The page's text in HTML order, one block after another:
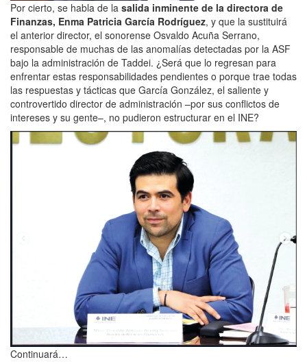
Por cierto, se habla de la salida inminente de la directora de
Finanzas, Enma Patricia García Rodríguez, y que la sustituirá
el anterior director, el sonorense Osvaldo Acuña Serrano,
responsable de muchas de las anomalías detectadas por la ASF
bajo la administración de Taddei. ¿Será que lo regresan para
enfrentar estas responsabilidades pendientes o porque trae todas
las respuestas y tácticas que García González, el saliente y
controvertido director de administración –por sus conflictos de
intereses y su gente–, no pudieron estructurar en el INE?
Continuará…